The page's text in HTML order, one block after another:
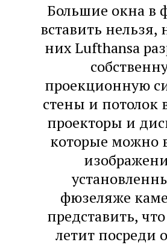
Большие окна в
вставить нельзя,
них Lufthansa
проекционную
стены и потолок
проекторы и
которые можно
фюзеляже
представить,
летит посреди